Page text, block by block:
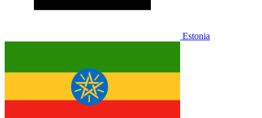
Estonia